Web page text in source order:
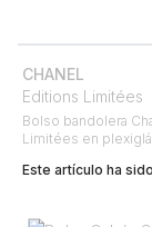
CHANEL
Editions Limitées
Bolso bandolera
Limitées en
Este artículo ha